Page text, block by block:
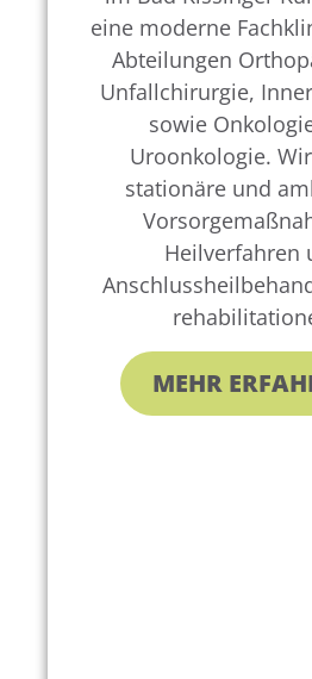
eine moderne
Abteilungen
Unfallchirurgie,
sowie
Uroonkologie.
stationäre und
Heilverfahren
MEHR